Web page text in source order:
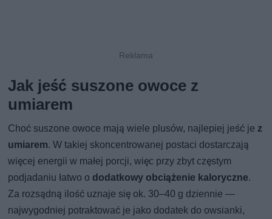
Jak jeść suszone owoce z
umiarem
Choć suszone owoce mają wiele plusów, najlepiej jeść je z
umiarem. W takiej skoncentrowanej postaci dostarczają
więcej energii w małej porcji, więc przy zbyt częstym
podjadaniu łatwo o dodatkowy obciążenie kaloryczne.
Za rozsądną ilość uznaje się ok. 30–40 g dziennie —
najwygodniej potraktować je jako dodatek do owsianki,